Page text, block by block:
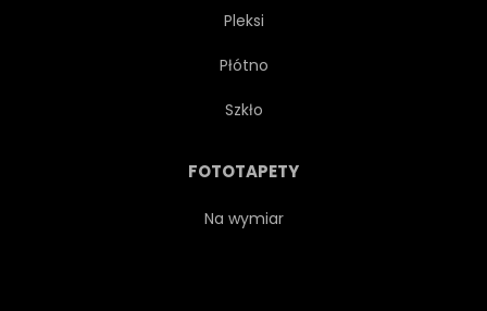
Pleksi
Płótno
Szkło
FOTOTAPETY
Na wymiar